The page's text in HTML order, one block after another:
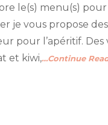
le(s) menu(s)
je vous propose
pour l’apéritif. Des
et kiwi,…Continue